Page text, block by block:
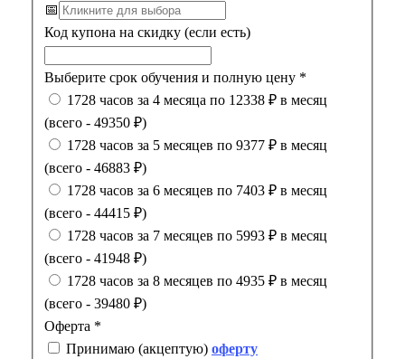
📅
Код купона на скидку (если есть)
Выберите срок обучения и полную цену *
1728 часов за 4 месяца по 12338 ₽ в месяц
(всего - 49350 ₽)
1728 часов за 5 месяцев по 9377 ₽ в месяц
(всего - 46883 ₽)
1728 часов за 6 месяцев по 7403 ₽ в месяц
(всего - 44415 ₽)
1728 часов за 7 месяцев по 5993 ₽ в месяц
(всего - 41948 ₽)
1728 часов за 8 месяцев по 4935 ₽ в месяц
(всего - 39480 ₽)
Оферта *
Принимаю (акцептую) оферту